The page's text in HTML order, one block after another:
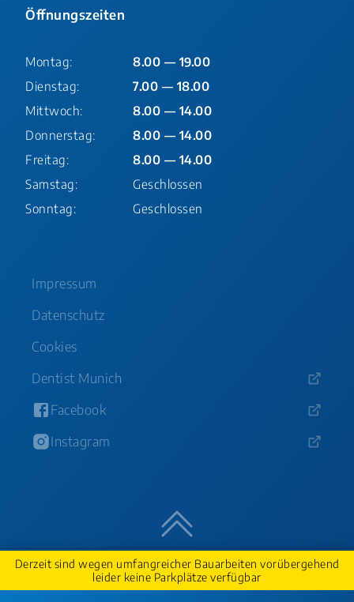
Öffnungszeiten
Montag:
8.00 — 19.00
Dienstag:
7.00 — 18.00
Mittwoch:
8.00 — 14.00
Donnerstag:
8.00 — 14.00
Freitag:
8.00 — 14.00
Samstag:
Geschlossen
Sonntag:
Geschlossen
Impressum
Datenschutz
Cookies
Dentist Munich
Facebook
Instagram
Nach oben
Derzeit sind wegen umfangreicher Bauarbeiten vorübergehend
leider keine Parkplätze verfügbar